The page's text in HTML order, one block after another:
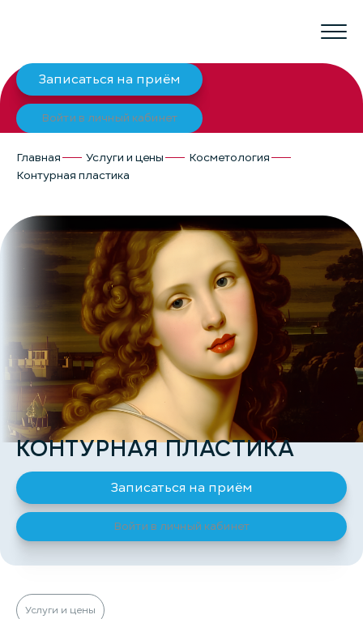
Записаться на приём
Войти в личный кабинет
Главная Услуги и цены
Косметология
Контурная пластика
КОНТУРНАЯ ПЛАСТИКА
Записаться на приём
Войти в личный кабинет
Услуги и цены